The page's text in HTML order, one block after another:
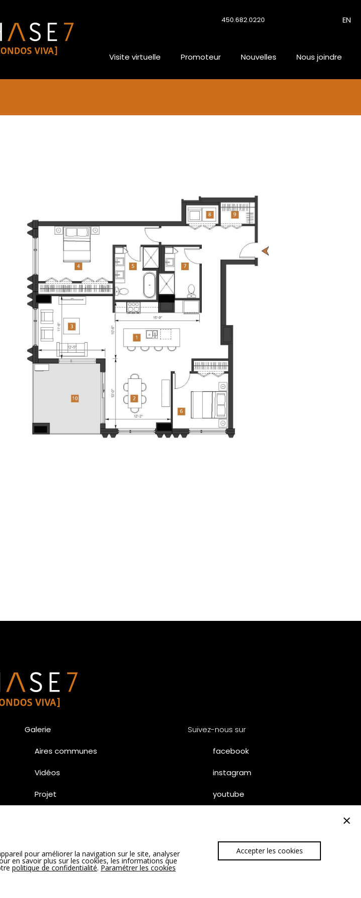
450.682.0220 EN
Visite virtuelle Promoteur Nouvelles Nous joindre
Galerie
Aires communes
Vidéos
Projet
Unités vedettes Phase 6 – SUMUM
Suivez-nous sur
facebook
instagram
youtube
pour améliorer la navigation sur le site, analyser
en savoir plus sur les cookies, les informations que
politique de confidentialité. Paramétrer les cookies
Accepter les cookies
×